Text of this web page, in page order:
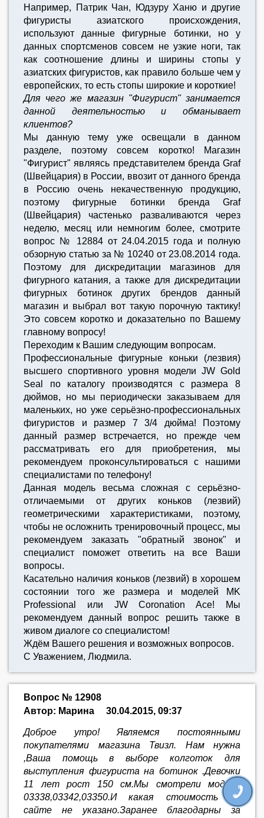
Например, Патрик Чан, Юдзуру Ханю и другие
фигуристы азиатского происхождения,
используют данные фигурные ботинки, но у
данных спортсменов совсем не узкие ноги, так
как соотношение длины и ширины стопы у
азиатских фигуристов, как правило больше чем у
европейских, то есть стопы широкие и короткие!
Для чего же магазин "Фигурист" занимается
данной деятельностью и обманывает
клиентов?
Мы данную тему уже освещали в данном
разделе, поэтому совсем коротко! Магазин
"Фигурист" являясь представителем бренда Graf
(Швейцария) в России, ввозит от данного бренда
в Россию очень некачественную продукцию,
поэтому фигурные ботинки бренда Graf
(Швейцария) частенько разваливаются через
неделю, месяц или немногим более, смотрите
вопрос № 12884 от 24.04.2015 года и полную
обзорную статью за № 10240 от 23.08.2014 года.
Поэтому для дискредитации магазинов для
фигурного катания, а также для дискредитации
фигурных ботинок других брендов данный
магазин и выбрал вот такую порочную тактику!
Это совсем коротко и доказательно по Вашему
главному вопросу!
Переходим к Вашим следующим вопросам.
Профессиональные фигурные коньки (лезвия)
высшего спортивного уровня модели JW Gold
Seal по каталогу производятся с размера 8
дюймов, но мы периодически заказываем для
маленьких, но уже серьёзно-профессиональных
фигуристов и размер 7 3/4 дюйма! Поэтому
данный размер встречается, но прежде чем
рассматривать его для приобретения, мы
рекомендуем проконсультироваться с нашими
специалистами по телефону!
Данная модель весьма сложная с серьёзно-
отличаемыми от других коньков (лезвий)
геометрическими характеристиками, поэтому,
чтобы не осложнить тренировочный процесс, мы
рекомендуем заказать "обратный звонок" и
специалист поможет ответить на все Ваши
вопросы.
Касательно наличия коньков (лезвий) в хорошем
состоянии того же размера и моделей MK
Professional или JW Coronation Ace! Мы
рекомендуем данный вопрос решить также в
живом диалоге со специалистом!
Ждём Вашего решения и возможных вопросов.
С Уважением, Людмила.
Вопрос № 12908
Автор: Марина
30.04.2015, 09:37
Доброе утро! Являемся постоянными
покупателями магазина Твизл. Нам нужна
,Ваша помощь в выборе колготок для
выступления фигуриста на ботинок .Девочки
11 лет рост 150 см.Мы смотрели модели
03338,03342,03350.И какая стоимость на
сайте не указано.Заранее благодарны за